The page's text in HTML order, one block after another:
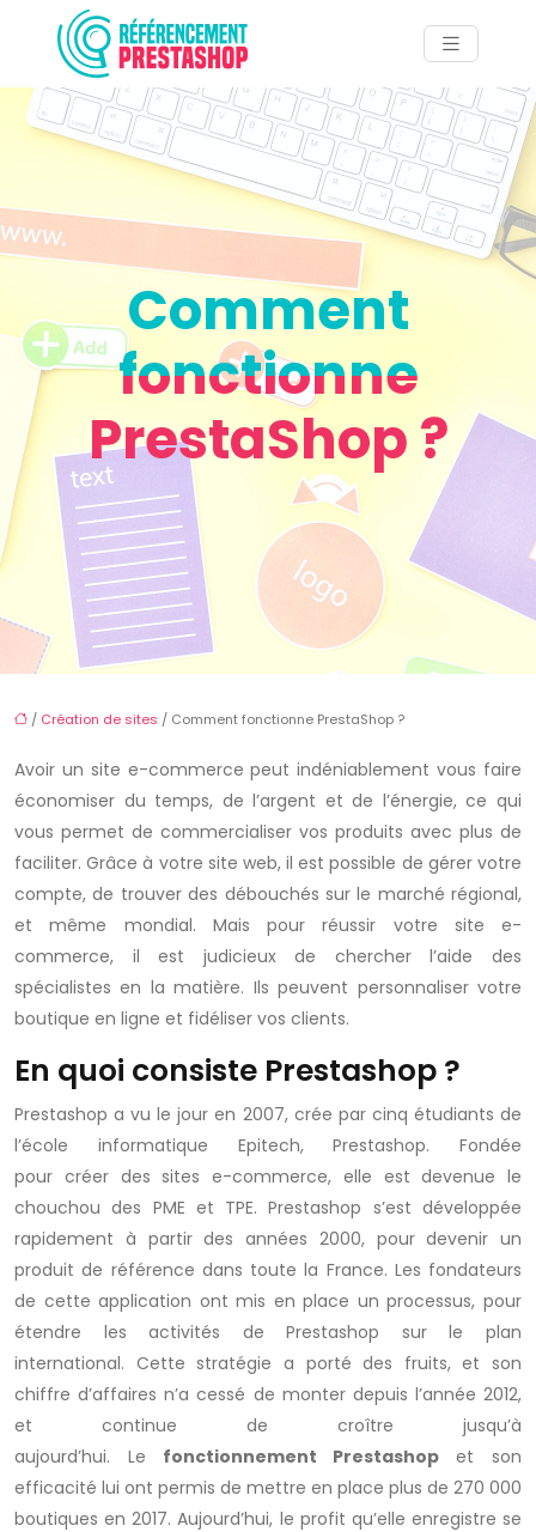
Comment
fonctionne
PrestaShop ?
/ Création de sites / Comment fonctionne PrestaShop ?
Avoir un site e-commerce peut indéniablement vous faire
économiser du temps, de l’argent et de l’énergie, ce qui
vous permet de commercialiser vos produits avec plus de
faciliter. Grâce à votre site web, il est possible de gérer votre
compte, de trouver des débouchés sur le marché régional,
et même mondial. Mais pour réussir votre site e-
commerce, il est judicieux de chercher l’aide des
spécialistes en la matière. Ils peuvent personnaliser votre
boutique en ligne et fidéliser vos clients.
En quoi consiste Prestashop ?
Prestashop a vu le jour en 2007, crée par cinq étudiants de
l’école informatique Epitech, Prestashop. Fondée
pour créer des sites e-commerce, elle est devenue le
chouchou des PME et TPE. Prestashop s’est développée
rapidement à partir des années 2000, pour devenir un
produit de référence dans toute la France. Les fondateurs
de cette application ont mis en place un processus, pour
étendre les activités de Prestashop sur le plan
international. Cette stratégie a porté des fruits, et son
chiffre d’affaires n’a cessé de monter depuis l’année 2012,
et continue de croître jusqu’à
aujourd’hui. Le fonctionnement Prestashopet son
efficacité lui ont permis de mettre en place plus de 270 000
boutiques en 2017. Aujourd’hui, le profit qu’elle enregistre se